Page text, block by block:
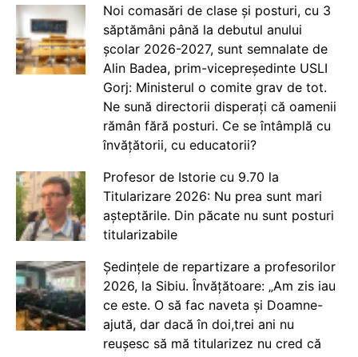
Noi comasări de clase și posturi, cu 3
săptămâni până la debutul anului
școlar 2026-2027, sunt semnalate de
Alin Badea, prim-vicepreședinte USLI
Gorj: Ministerul o comite grav de tot.
Ne sună directorii disperați că oamenii
rămân fără posturi. Ce se întâmplă cu
învățătorii, cu educatorii?
Profesor de Istorie cu 9.70 la
Titularizare 2026: Nu prea sunt mari
așteptările. Din păcate nu sunt posturi
titularizabile
Ședințele de repartizare a profesorilor
2026, la Sibiu. Învățătoare: „Am zis iau
ce este. O să fac naveta și Doamne-
ajută, dar dacă în doi,trei ani nu
reușesc să mă titularizez nu cred că